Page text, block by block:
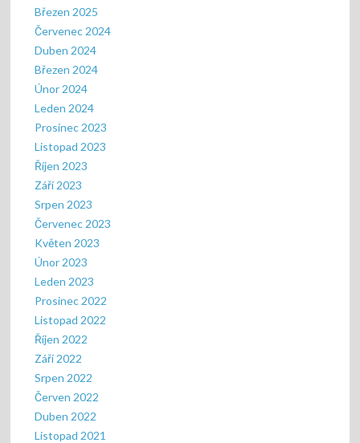
Březen 2025
Červenec 2024
Duben 2024
Březen 2024
Únor 2024
Leden 2024
Prosinec 2023
Listopad 2023
Říjen 2023
Září 2023
Srpen 2023
Červenec 2023
Květen 2023
Únor 2023
Leden 2023
Prosinec 2022
Listopad 2022
Říjen 2022
Září 2022
Srpen 2022
Červen 2022
Duben 2022
Listopad 2021